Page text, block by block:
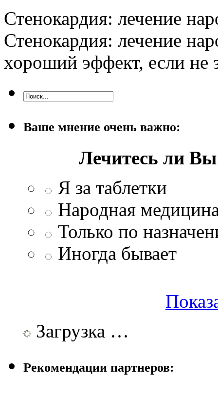
Стенокардия: лечение
Стенокардия: лечение
хороший эффект, если не
Ваше мнение очень важно:
Лечитесь ли
Я за таблетки
Народная
Только по
Иногда бывает
Загрузка …
Рекомендации партнеров: